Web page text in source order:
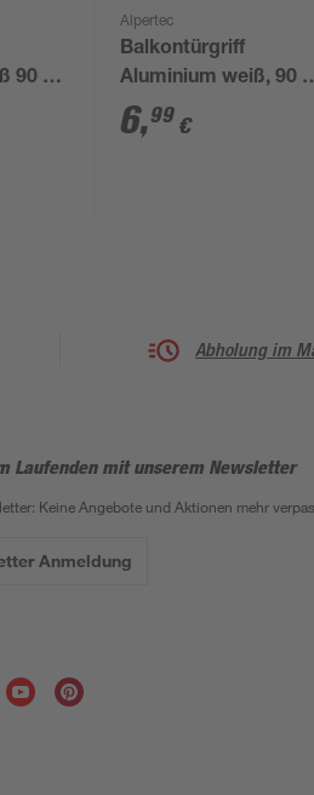
90 x
Alpertec
Balkontürgriff
Aluminium weiß, 90 x
22 mm
6,99 €
Abholung im
Laufenden mit unserem Newsletter
Keine Angebote und Aktionen mehr
Anmeldung